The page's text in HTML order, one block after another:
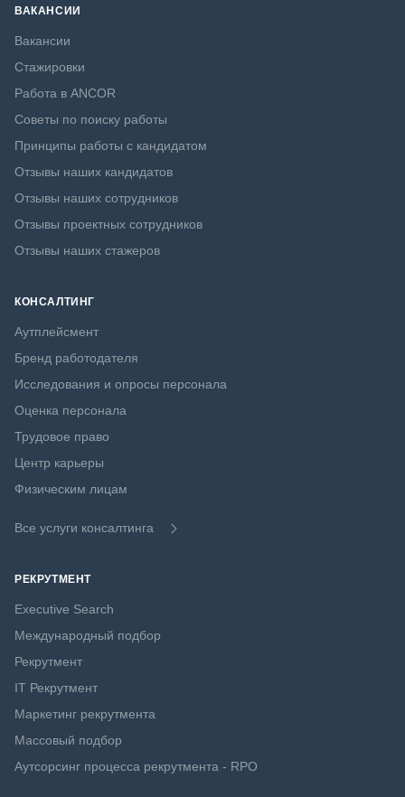
ВАКАНСИИ
Вакансии
Стажировки
Работа в ANCOR
Советы по поиску работы
Принципы работы с кандидатом
Отзывы наших кандидатов
Отзывы наших сотрудников
Отзывы проектных сотрудников
Отзывы наших стажеров
КОНСАЛТИНГ
Аутплейсмент
Бренд работодателя
Исследования и опросы персонала
Оценка персонала
Трудовое право
Центр карьеры
Физическим лицам
Все услуги консалтинга
РЕКРУТМЕНТ
Executive Search
Международный подбор
Рекрутмент
IT Рекрутмент
Маркетинг рекрутмента
Массовый подбор
Аутсорсинг процесса рекрутмента - RPO